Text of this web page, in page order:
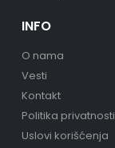
INFO
O nama
Vesti
Kontakt
Politika privatnosti
Uslovi korišćenja